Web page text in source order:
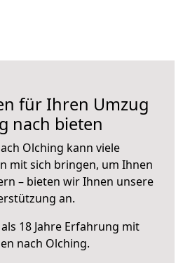
für Ihren Umzug
nach bieten
Olching kann viele
mit sich bringen, um Ihnen
– bieten wir Ihnen unsere
an.
18 Jahre Erfahrung mit
nach Olching.